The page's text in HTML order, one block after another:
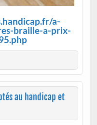
a-
braille-a-prix-
au handicap et